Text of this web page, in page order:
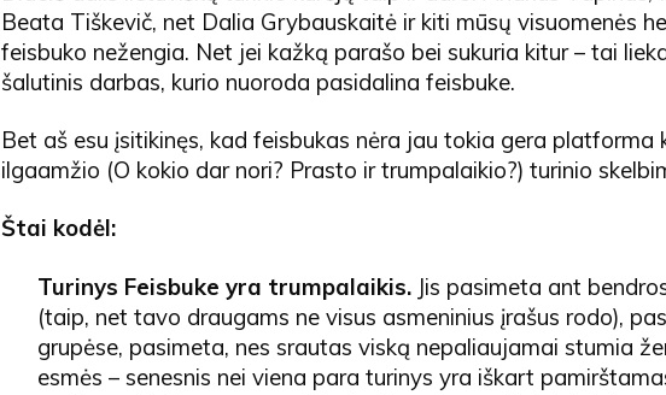
Beata Tiškevič, net Dalia Grybauskaitė ir kiti mūsų visuomenės
feisbuko nežengia. Net jei kažką parašo bei sukuria kitur – tai
šalutinis darbas, kurio nuoroda pasidalina feisbuke.
Bet aš esu įsitikinęs, kad feisbukas nėra jau tokia gera platforma
ilgaamžio (O kokio dar nori? Prasto ir trumpalaikio?) turinio
Štai kodėl:
Turinys Feisbuke yra trumpalaikis.Jis pasimeta ant
(taip, net tavo draugams ne visus asmeninius įrašus rodo),
grupėse, pasimeta, nes srautas viską nepaliaujamai stumia
esmės – senesnis nei viena para turinys yra iškart